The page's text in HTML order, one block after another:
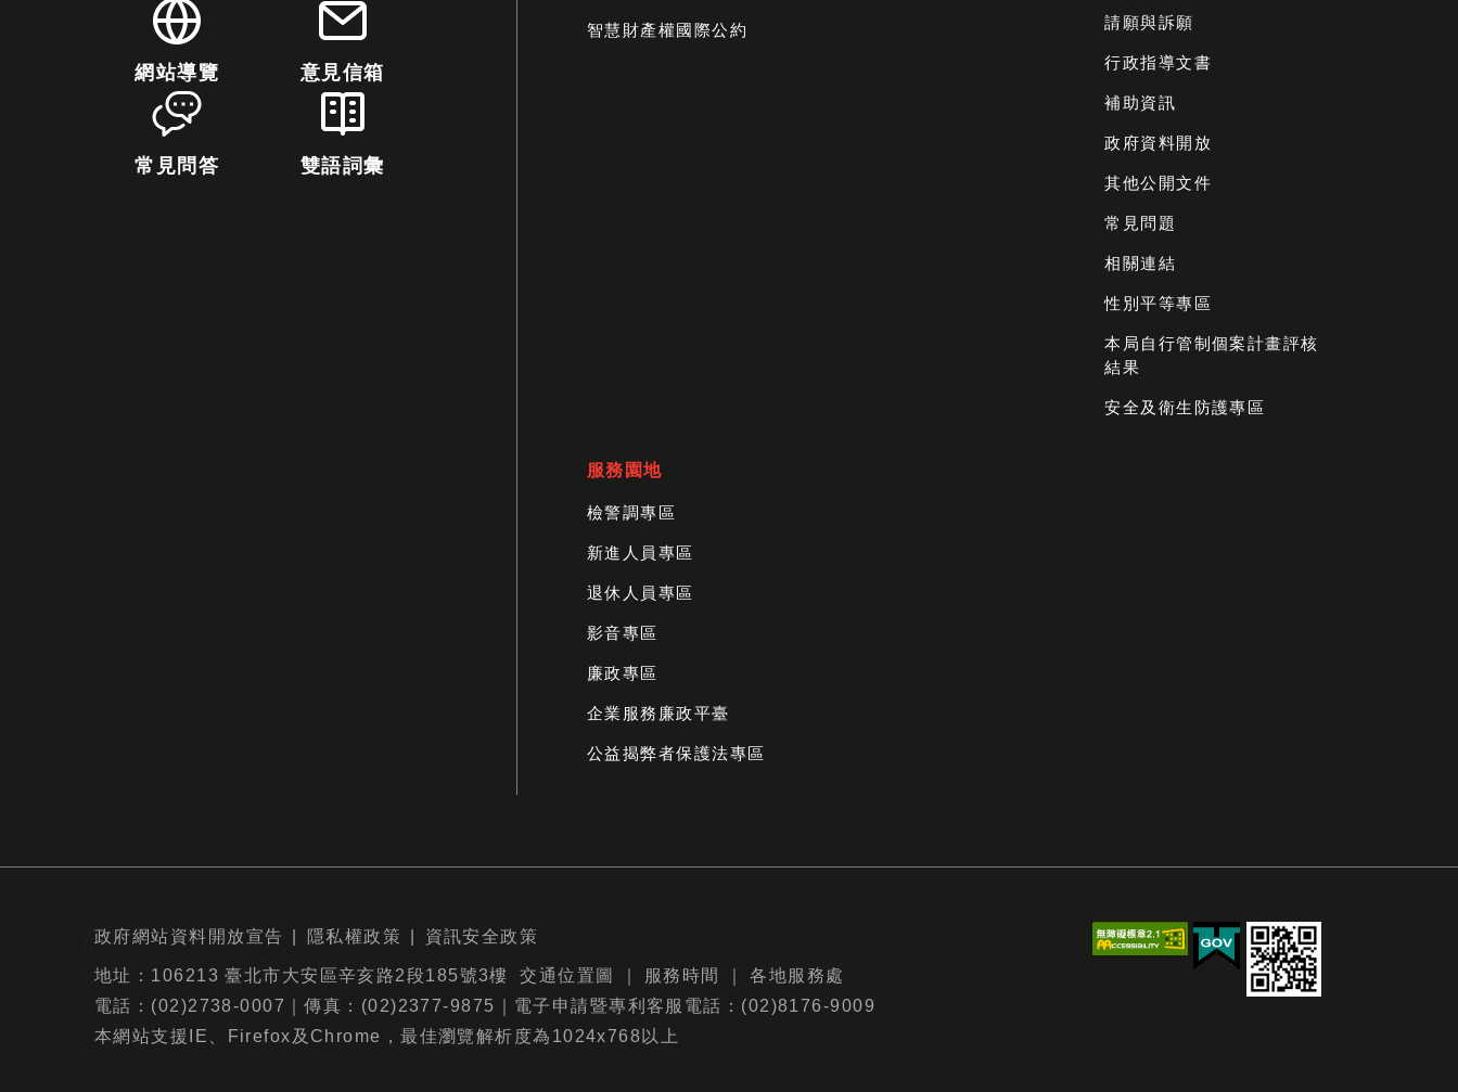
網站導覽 意見信箱
常見問答 雙語詞彙
智慧財產權國際公約 請願與訴願
行政指導文書
補助資訊
政府資料開放
其他公開文件
常見問題
相關連結
性別平等專區
本局自行管制個案計畫評核
結果
安全及衛生防護專區
服務園地
檢警調專區
新進人員專區
退休人員專區
影音專區
廉政專區
企業服務廉政平臺
公益揭弊者保護法專區
:::
政府網站資料開放宣告 隱私權政策 資訊安全政策
地址：106213 臺北市大安區辛亥路2段185號3樓 交通位置圖 服務時間
各地服務處
電話：(02)2738-0007｜傳真：(02)2377-9875｜電子申請暨專利客服電話：(02)8176-9009
本網站支援IE、Firefox及Chrome，最佳瀏覽解析度為1024x768以上